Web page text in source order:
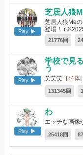
Play
芝居人狼
芝居人狼Me
登場！
21776回
Play
学校で見
う
笑笑笑 [34体]
131345回
Play
わ
エッチな画像
25418回